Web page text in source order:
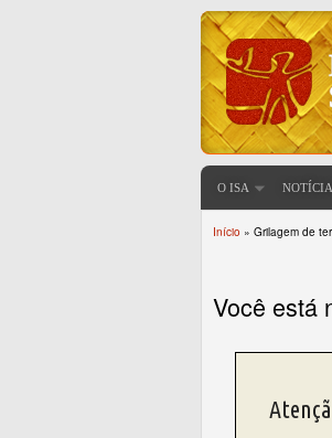
O ISA
Início » Grilagem de
Você está